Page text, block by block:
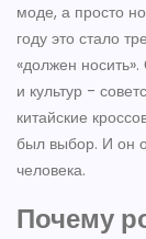
моде, а просто
году это стало
«должен
и культур -
китайские
был выбор. И он
человека.
Почему